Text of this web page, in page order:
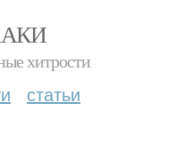
хитрости
статьи